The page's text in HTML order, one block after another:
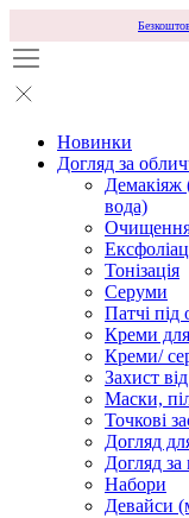
Новинки
Догляд за
Демакіяж
вода)
Очищення
Тонізація
Серуми
Патчі під
Креми
Креми/
Захист
Маски,
Точкові
Догляд
Догляд за
Набори
Девайси